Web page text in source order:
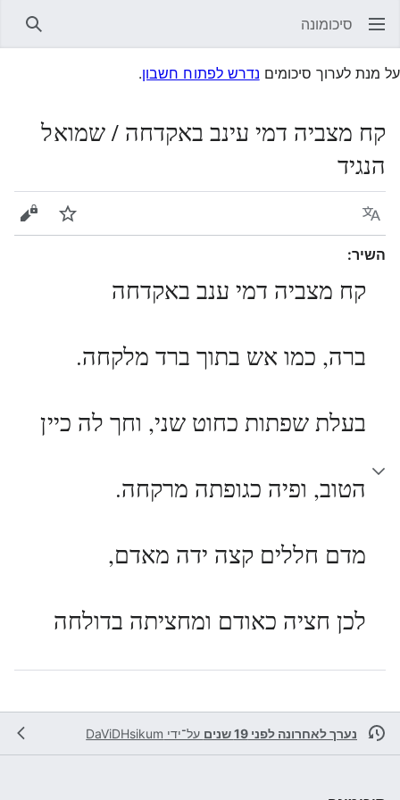
סיכומונה
על מנת לערוך סיכומים נדרש לפתוח חשבון.
קח מצביה דמי עינב באקדחה / שמואל
הנגיד
שפה עקוב
השיר:
קח מצביה דמי ענב באקדחה
ברה, כמו אש בתוך ברד מלקחה.
בעלת שפתות כחוט שני, וחך לה כיין
הטוב, ופיה כגופתה מרקחה.
מדם חללים קצה ידה מאדם,
לכן חציה כאודם ומחציתה בדולחה
נערך לאחרונה לפני 19 שנים על־ידי DaViDHsikum